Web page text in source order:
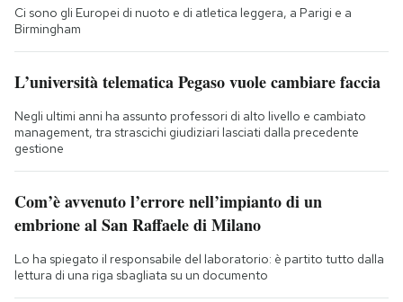
Ci sono gli Europei di nuoto e di atletica leggera, a Parigi e a
Birmingham
L’università telematica Pegaso vuole cambiare faccia
Negli ultimi anni ha assunto professori di alto livello e cambiato
management, tra strascichi giudiziari lasciati dalla precedente
gestione
Com’è avvenuto l’errore nell’impianto di un
embrione al San Raffaele di Milano
Lo ha spiegato il responsabile del laboratorio: è partito tutto dalla
lettura di una riga sbagliata su un documento